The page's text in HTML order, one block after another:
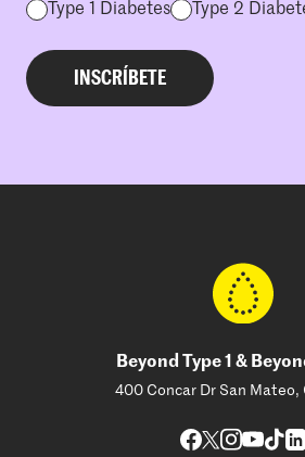
Type 1 Diabetes
Type 2
Beyond Type 1 &
400 Concar Dr San Mateo,